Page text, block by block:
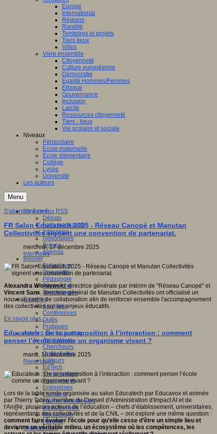
Europe
International
Régions
Ruralité
Territoires et projets
Tiers lieux
Villes
Vivre ensemble
Citoyenneté
Culture européenne
Démocratie
Egalité Hommes/Femmes
Ethique
Gouvernance
Inclusion
Laïcité
Ressources citoyenneté
Tiers - lieux
Vie scolaire et sociale
Niveaux
Périscolaire
Ecole maternelle
Ecole élémentaire
Collège
Lycée
Université
Les auteurs
Menu
S'informer
Débats
Faits marquants
Interviews
Reportages
Brèves
Agenda
Innover
Didactique
Dispositifs
Pédagogie
Recherche
Technologies
Savoir(s)
Analyses
Conférences
Outils
Pratiques
Acteurs de l'éducation
Animateurs
Chercheurs
Collectivités
Editeurs
EdTech
Encadrement
Enseignants
Entreprises
Etudiants
Filières industrielles
Institutionnels
Médiateurs
Parents
Thématiques
S'abonner à ce flux RSS
FR Salon Educatech 2025 - Réseau Canopé et Manutan
Collectivités signent une convention de partenariat.
mercredi, 17 décembre 2025
Interviews
Alexandra Wisniewski, directrice générale par intérim de "Réseau Canopé" et
Vincent Sans, directeur général de Manutan Collectivités ont officialisé un
nouveau cadre de collaboration afin de renforcer ensemble l'accompagnement
des collectivités sur les enjeux éducatifs.
En savoir plus...
Educatech : De la juxtaposition à l’interaction : comment
penser l’école comme un organisme vivant ?
mardi, 16 décembre 2025
Reportages
Lors de la table ronde organisée au salon Educatech par Educavox et animée
par Thierry Taboy, membre du Conseil d'Administration d'Impact AI et de
l'An@é, plusieurs acteurs de l’éducation – chefs d’établissement, universitaires,
représentants des collectivités et de la CNIL – ont exploré une même question :
comment faire évoluer l’école pour qu’elle cesse d’être un simple lieu et
devienne un véritable milieu, un écosystème où les compétences, les